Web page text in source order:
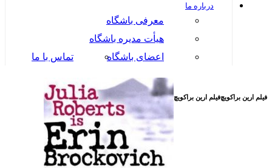
درباره ما
معرفی باشگاه
هیأت مدیره باشگاه
اعضای باشگاه
تماس با ما
فیلم ارین براکویچفیلم ارین براکویچ